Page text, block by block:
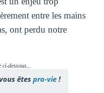
entre les mains
ont perdu notre
dessous...
êtes pro-vie !